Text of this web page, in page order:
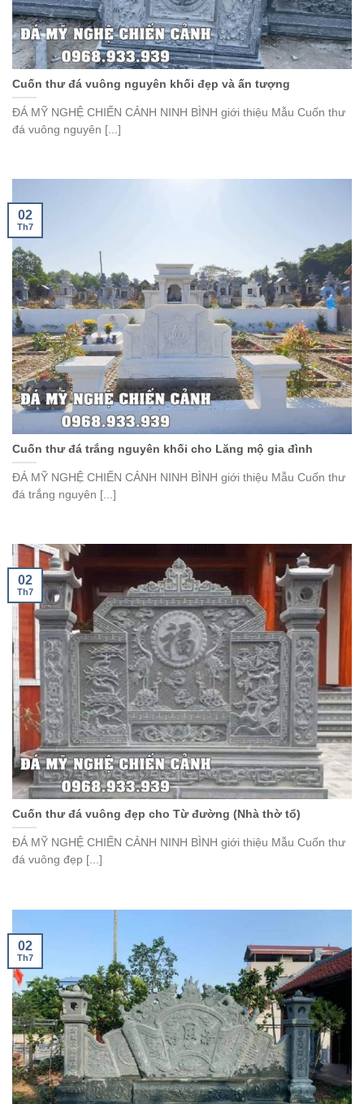
Cuốn thư đá vuông nguyên khối đẹp và ấn tượng
ĐÁ MỸ NGHỆ CHIẾN CẢNH NINH BÌNH giới thiệu Mẫu Cuốn thư
đá vuông nguyên [...]
Cuốn thư đá trắng nguyên khối cho Lăng mộ gia đình
ĐÁ MỸ NGHỆ CHIẾN CẢNH NINH BÌNH giới thiệu Mẫu Cuốn thư
đá trắng nguyên [...]
02
Th7
Cuốn thư đá vuông đẹp cho Từ đường (Nhà thờ tổ)
ĐÁ MỸ NGHỆ CHIẾN CẢNH NINH BÌNH giới thiệu Mẫu Cuốn thư
đá vuông đẹp [...]
02
Th7
02
Th7